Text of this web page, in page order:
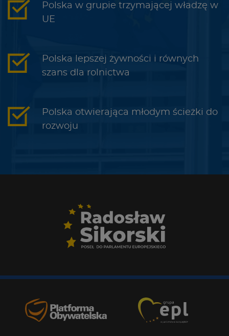
Polska w grupie trzymającej władzę w
UE
Polska lepszej żywności i równych
szans dla rolnictwa
Polska otwierająca młodym ścieżki do
rozwoju